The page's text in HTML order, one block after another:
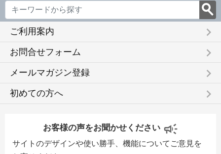
ご利用案内 keyboard_arrow_right
お問合せフォーム keyboard_arrow_right
メールマガジン登録 keyboard_arrow_right
初めての方へ keyboard_arrow_right
お客様の声をお聞かせください
サイトのデザインや使い勝手、機能についてご意見を